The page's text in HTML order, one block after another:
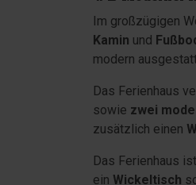
Im großzügigen
Kamin und
modern
Das Ferienhaus
sowie zwei
zusätzlich einen
Das Ferienhaus ist
ein Wickeltisch